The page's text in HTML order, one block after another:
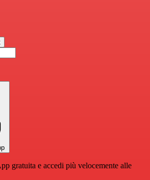
gratuita e accedi più velocemente alle